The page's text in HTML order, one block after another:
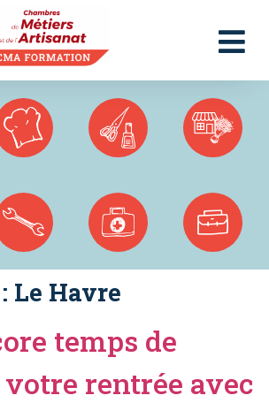
Le Havre
temps de
rentrée avec
des cookies